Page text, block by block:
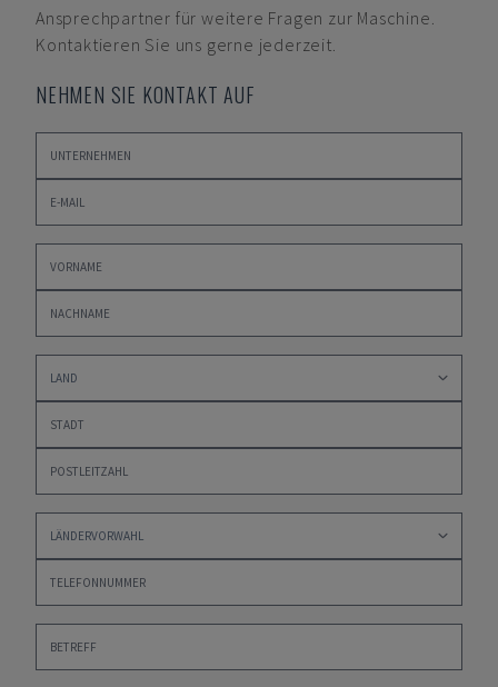
Ansprechpartner für weitere Fragen zur Maschine.
Kontaktieren Sie uns gerne jederzeit.
NEHMEN SIE KONTAKT AUF